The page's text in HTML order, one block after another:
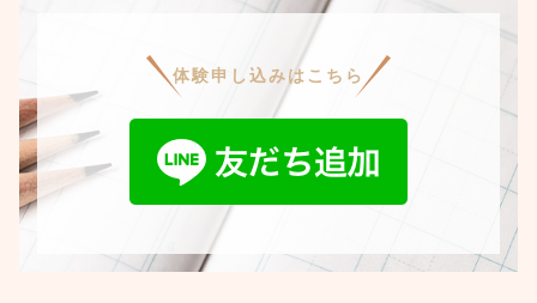
体験申し込みはこちら